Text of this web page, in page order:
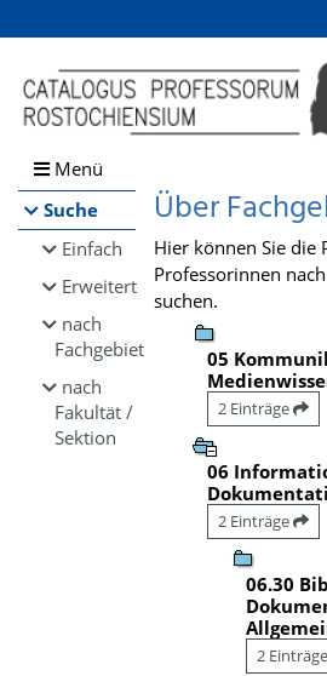
Browsen
direkt zum Inhalt
Menü
Suche
Einfach
Erweitert
nach
Fachgebiet
nach
Fakultät /
Sektion
Über
Hier können Sie die
Professorinnen
suchen.
05
2 Einträge
06
2 Einträge
06.30
2 Einträge